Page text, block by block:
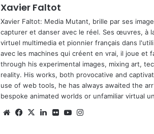
Xavier Faltot
Xavier Faltot: Media Mutant, brille par ses
capturer et danser avec le réel. Ses œuvres, à
virtuel multimedia et pionnier français dans
avec les machines qui créent en vrai, il joue et
through his experimental images, mixing art,
reality. His works, both provocative and
use of web tools, he has always awaited the
bespoke animated worlds or unfamiliar virtual
We Fa
X
Lin Fli Yo